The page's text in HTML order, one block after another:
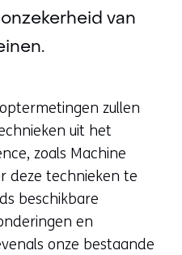
van
zullen
uit het
zoals Machine
deze technieken te
beschikbare
en
onze bestaande